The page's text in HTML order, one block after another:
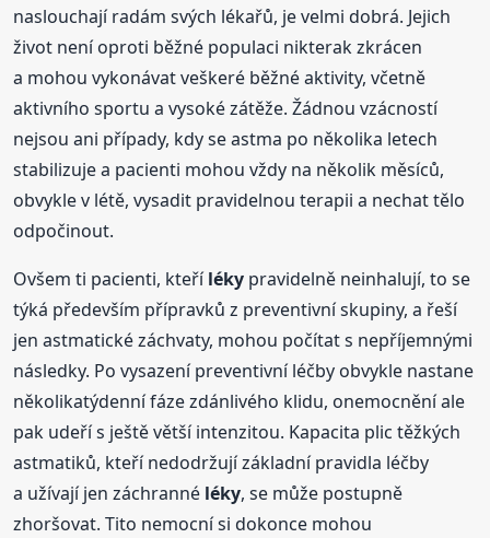
naslouchají radám svých lékařů, je velmi dobrá. Jejich
život není oproti běžné populaci nikterak zkrácen
a mohou vykonávat veškeré běžné aktivity, včetně
aktivního sportu a vysoké zátěže. Žádnou vzácností
nejsou ani případy, kdy se astma po několika letech
stabilizuje a pacienti mohou vždy na několik měsíců,
obvykle v létě, vysadit pravidelnou terapii a nechat tělo
odpočinout.
Ovšem ti pacienti, kteříléky pravidelně neinhalují, to se
týká především přípravků z preventivní skupiny, a řeší
jen astmatické záchvaty, mohou počítat s nepříjemnými
následky. Po vysazení preventivní léčby obvykle nastane
několikatýdenní fáze zdánlivého klidu, onemocnění ale
pak udeří s ještě větší intenzitou. Kapacita plic těžkých
astmatiků, kteří nedodržují základní pravidla léčby
a užívají jen záchranné léky, se může postupně
zhoršovat. Tito nemocní si dokonce mohou